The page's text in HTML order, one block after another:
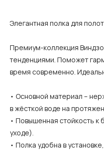
Элегантная полка для
Премиум-коллекция
тенденциями. Поможет
время современно.
• Основной материал –
в жёсткой воде на
• Повышенная стойкость
уходе).
• Полка удобна в